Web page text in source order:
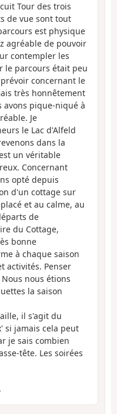
Tour des trois
de vue sont tout
est physique
agréable de pouvoir
contempler les
le parcours était peu
concernant le
très honnêtement
avons pique-niqué à
Je
le Lac d'Alfeld
dans la
un véritable
Concernant
opté depuis
d'un cottage sur
et au calme, au
de
du Cottage,
bonne
à chaque saison
activités. Penser
nous étions
la saison
il s'agit du
si jamais cela peut
je sais combien
tête. Les soirées